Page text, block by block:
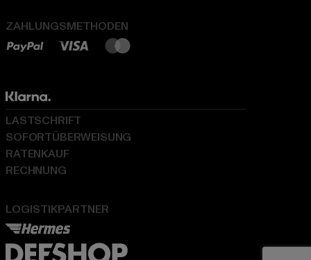
ZAHLUNGSMETHODEN
LOGISTIKPARTNER
LASTSCHRIFT
SOFORTÜBERWEISUNG
RATENKAUF
RECHNUNG